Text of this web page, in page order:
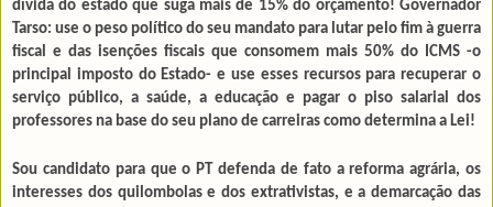
dívida do estado que suga mais de 15% do orçamento! Governador
Tarso: use o peso político do seu mandato para lutar pelo fim à guerra
fiscal e das isenções fiscais que consomem mais 50% do ICMS -o
principal imposto do Estado- e use esses recursos para recuperar o
serviço público, a saúde, a educação e pagar o piso salarial dos
professores na base do seu plano de carreiras como determina a Lei!
Sou candidato para que o PT defenda de fato a reforma agrária, os
interesses dos quilombolas e dos extrativistas, e a demar­cação das